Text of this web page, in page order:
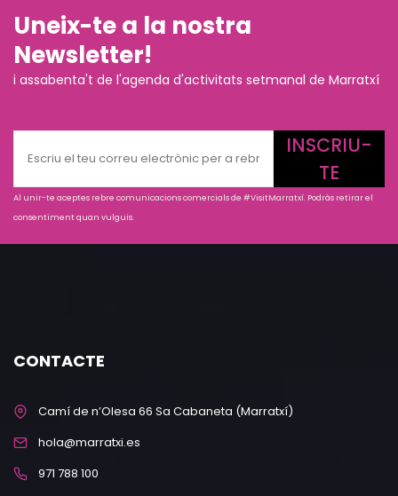
Uneix-te a la nostra
Newsletter!
i assabenta't de l'agenda d'activitats setmanal de Marratxí
INSCRIU-
TE
Al unir-te aceptes rebre comunicacions comercials de #VisitMarratxí. Podràs retirar el
consentiment quan vulguis.
CONTACTE
Camí de n’Olesa 66 Sa Cabaneta (Marratxí)
hola@marratxi.es
971 788 100